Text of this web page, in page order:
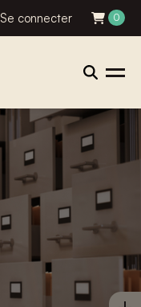
Se connecter 0